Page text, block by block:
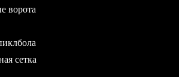
ворота
сетка